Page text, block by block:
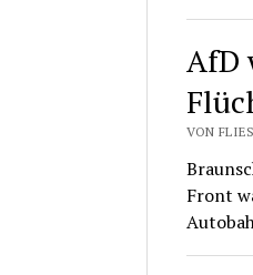
AfD
VON
Front